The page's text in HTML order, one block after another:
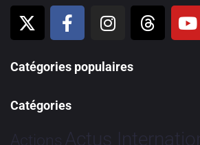
Catégories populaires
Catégories
Actions Actus